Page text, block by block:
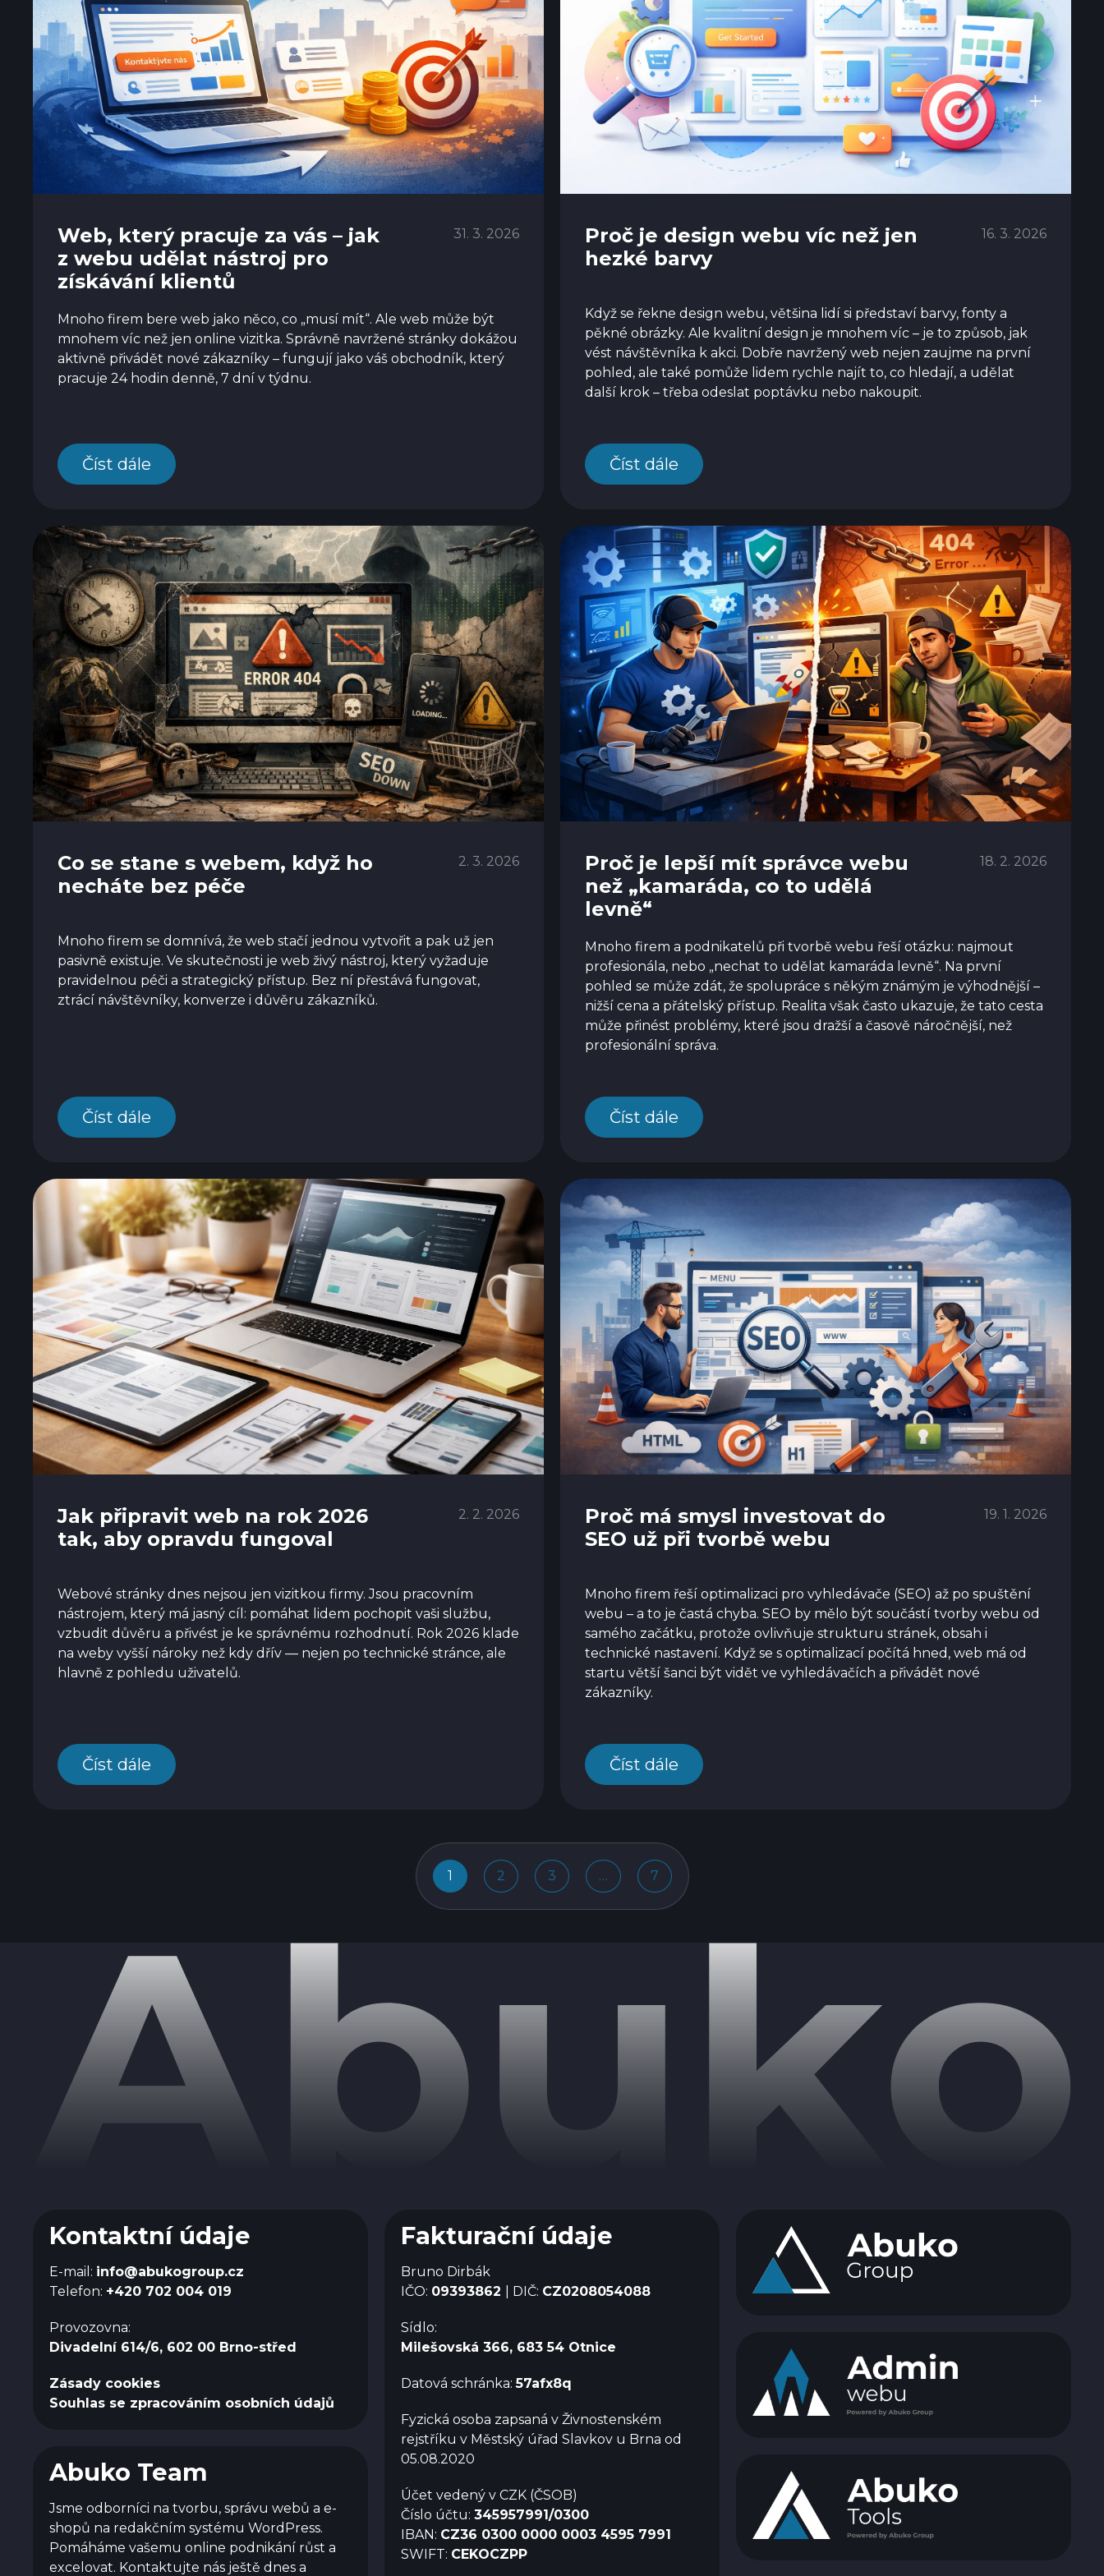
Web, který pracuje za vás – jak
z webu udělat nástroj pro
získávání klientů
31. 3. 2026
Mnoho firem bere web jako něco, co „musí mít“. Ale web může být
mnohem víc než jen online vizitka. Správně navržené stránky dokážou
aktivně přivádět nové zákazníky – fungují jako váš obchodník, který
pracuje 24 hodin denně, 7 dní v týdnu.
Číst dále
Proč je design webu víc než jen
hezké barvy
16. 3. 2026
Když se řekne design webu, většina lidí si představí barvy, fonty a
pěkné obrázky. Ale kvalitní design je mnohem víc – je to způsob, jak
vést návštěvníka k akci. Dobře navržený web nejen zaujme na první
pohled, ale také pomůže lidem rychle najít to, co hledají, a udělat
další krok – třeba odeslat poptávku nebo nakoupit.
Číst dále
Co se stane s webem, když ho
necháte bez péče
2. 3. 2026
Mnoho firem se domnívá, že web stačí jednou vytvořit a pak už jen
pasivně existuje. Ve skutečnosti je web živý nástroj, který vyžaduje
pravidelnou péči a strategický přístup. Bez ní přestává fungovat,
ztrácí návštěvníky, konverze i důvěru zákazníků.
Číst dále
Proč je lepší mít správce webu
než „kamaráda, co to udělá
levně“
18. 2. 2026
Mnoho firem a podnikatelů při tvorbě webu řeší otázku: najmout
profesionála, nebo „nechat to udělat kamaráda levně“. Na první
pohled se může zdát, že spolupráce s někým známým je výhodnější –
nižší cena a přátelský přístup. Realita však často ukazuje, že tato cesta
může přinést problémy, které jsou dražší a časově náročnější, než
profesionální správa.
Číst dále
Jak připravit web na rok 2026
tak, aby opravdu fungoval
2. 2. 2026
Webové stránky dnes nejsou jen vizitkou firmy. Jsou pracovním
nástrojem, který má jasný cíl: pomáhat lidem pochopit vaši službu,
vzbudit důvěru a přivést je ke správnému rozhodnutí. Rok 2026 klade
na weby vyšší nároky než kdy dřív — nejen po technické stránce, ale
hlavně z pohledu uživatelů.
Číst dále
Proč má smysl investovat do
SEO už při tvorbě webu
19. 1. 2026
Mnoho firem řeší optimalizaci pro vyhledávače (SEO) až po spuštění
webu – a to je častá chyba. SEO by mělo být součástí tvorby webu od
samého začátku, protože ovlivňuje strukturu stránek, obsah i
technické nastavení. Když se s optimalizací počítá hned, web má od
startu větší šanci být vidět ve vyhledávačích a přivádět nové
zákazníky.
Číst dále
1 2 3 … 7
Kontaktní údaje
E-mail: info@abukogroup.cz
Telefon: +420 702 004 019
Provozovna:
Divadelní 614/6, 602 00 Brno-střed
Zásady cookies
Souhlas se zpracováním osobních údajů
Abuko Team
Jsme odborníci na tvorbu, správu webů a e-
shopů na redakčním systému WordPress.
Pomáháme vašemu online podnikání růst a
excelovat. Kontaktujte nás ještě dnes a
Fakturační údaje
Bruno Dirbák
IČO: 09393862 | DIČ: CZ0208054088
Sídlo:
Milešovská 366, 683 54 Otnice
Datová schránka:57afx8q
Fyzická osoba zapsaná v Živnostenském
rejstříku v Městský úřad Slavkov u Brna od
05.08.2020
Účet vedený v CZK (ČSOB)
Číslo účtu: 345957991/0300
IBAN: CZ36 0300 0000 0003 4595 7991
SWIFT: CEKOCZPP